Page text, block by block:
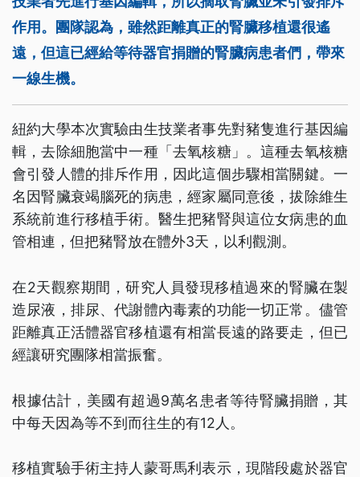
作用。團隊認為，雖然距離真正的腎臟移植還很遙
遠，但這已經給等待器官捐贈的腎臟病患者們，帶來
一線生機。
紐約大學本次實驗由生技業者事先對豬隻進行基因編
輯，去除細胞當中一種「去氧核糖」。這種去氧核糖
會引發人體的排斥作用，因此這個步驟相當關鍵。一
名因腎臟衰竭腦死的病患，經家屬同意後，拔除維生
系統前進行移植手術。醫生把豬腎與這位女病患的血
管相連，但把豬腎放在體外3天，以利觀測。
在2天觀察期間，研究人員發現移植過來的腎臟在製
造尿液，排尿、代謝體內毒素的功能一切正常。儘管
距離真正活體器官移植還有相當長遠的路要走，但已
經讓研究團隊相當振奮。
根據估計，美國有超過9萬名患者等待腎臟捐贈，其
中每天因為等不到而往生的有12人。
移植實驗手術主持人蒙哥馬利表示，現階段處於器官